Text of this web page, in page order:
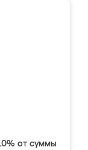
от суммы